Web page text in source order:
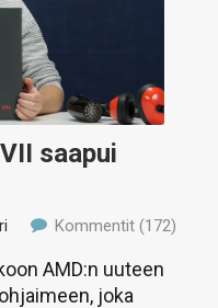
saapui
Kommentit (172)
AMD:n uuteen
joka